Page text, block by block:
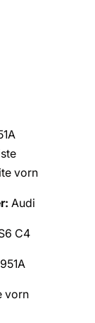
vorn
Audi
C4
vorn